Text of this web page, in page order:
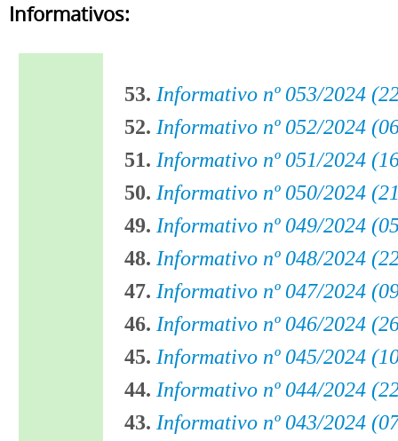
Informativos:
53. Informativo nº 053/2024
52. Informativo nº 052/2024
51. Informativo nº 051/2024
50. Informativo nº 050/2024
49. Informativo nº 049/2024
48. Informativo nº 048/2024
47. Informativo nº 047/2024
46. Informativo nº 046/2024
45. Informativo nº 045/2024
44. Informativo nº 044/2024
43. Informativo nº 043/2024